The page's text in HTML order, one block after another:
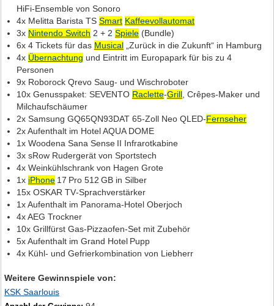
HiFi‑Ensemble von Sonoro
4x Melitta Barista TS Smart Kaffeevollautomat
3x Nintendo Switch 2 + 2 Spiele (Bundle)
6x 4 Tickets für das Musical „Zurück in die Zukunft“ in Hamburg
4x Übernachtung und Eintritt im Europapark für bis zu 4
Personen
9x Roborock Qrevo Saug‑ und Wischroboter
10x Genusspaket: SEVENTO Raclette‑Grill , Crêpes‑Maker und
Milchaufschäumer
2x Samsung GQ65QN93DAT 65‑Zoll Neo QLED‑Fernseher
2x Aufenthalt im Hotel AQUA DOME
1x Woodena Sana Sense II Infrarotkabine
3x sRow Rudergerät von Sportstech
4x Weinkühlschrank von Hagen Grote
1x iPhone 17 Pro 512 GB in Silber
15x OSKAR TV‑Sprachverstärker
1x Aufenthalt im Panorama‑Hotel Oberjoch
4x AEG Trockner
10x Grillfürst Gas‑Pizzaofen‑Set mit Zubehör
5x Aufenthalt im Grand Hotel Pupp
4x Kühl‑ und Gefrierkombination von Liebherr
Weitere Gewinnspiele von:
KSK Saarlouis